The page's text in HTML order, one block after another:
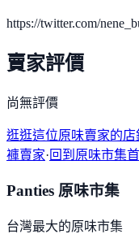
https://twitter.com/
賣家評價
尚無評價
逛逛這位原味賣家的店
褲賣家·回到原味市集
Panties 原味市集
台灣最大的原味市集